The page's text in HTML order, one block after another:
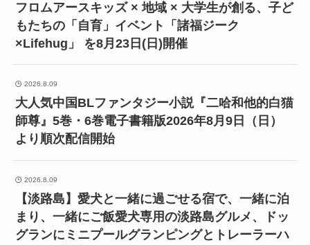
フロムアースキッズ × 地域 × 大学生が創る、子ど
もたちの「自育」イベント「諸福ジーク
×Lifehug」 を8月23日(日)開催
2026.8.09
大人気中国BLファンタジー小説『二哈和他的白猫
師尊』5巻・6巻電子書籍版2026年8月9日（日）
より順次配信開始
2026.8.09
【淡路島】愛犬と一緒に過ごせる宿で、一緒に泊
まり、一緒にご飯愛犬専用の淡路島グルメ、ドッ
グランにミニプールグランピングとトレーラーハ